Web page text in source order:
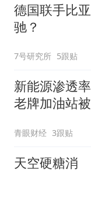
德国联手比
驰？
7号研究所 5跟贴
新能源渗透
老牌加油站
青眼财经 3跟贴
天空硬糖消